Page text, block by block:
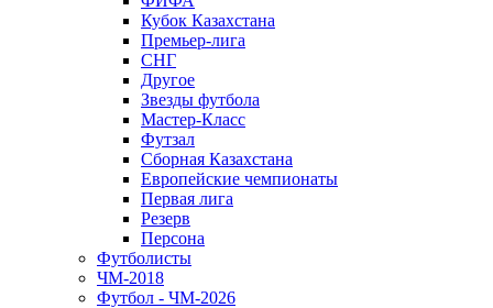
Кубок Казахстана
Премьер-лига
СНГ
Другое
Звезды футбола
Мастер-Класс
Футзал
Сборная Казахстана
Европейские чемпионаты
Первая лига
Резерв
Персона
Футболисты
ЧМ-2018
Футбол - ЧМ-2026